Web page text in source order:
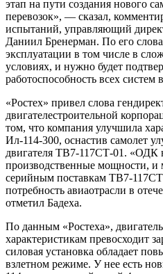
этап на пути создания нового
перевозок», — сказал,
испытаний, управляющий
Даниил Бренерман. По его
эксплуатации в том числе в
условиях, и нужно будет
работоспособность всех систем
«Ростех» привел слова
двигателестроительной
том, что компания улучшила
Ил-114-300, оснастив самолет
двигателя ТВ7-117СТ-01. «ОДК
производственные мощности, и
серийным поставкам ТВ7-
потребность авиаотрасли в
отметил Бадеха.
По данным «Ростеха»,
характеристикам превосходит
силовая установка обладает
взлетном режиме. У нее есть